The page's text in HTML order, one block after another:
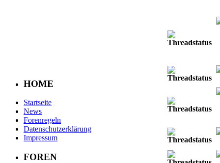
HOME
Startseite
News
Forenregeln
Datenschutzerklärung
Impressum
FOREN